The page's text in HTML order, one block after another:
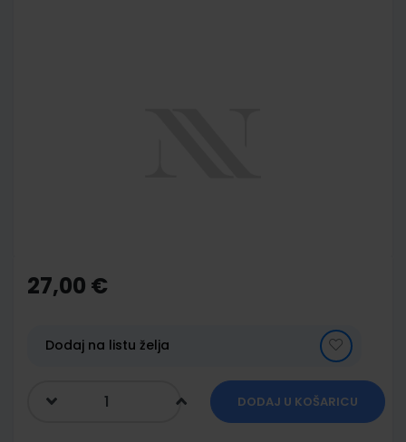
the
beginning
gallery
27,00 €
Dodaj na listu želja
DODAJ U KOŠARICU